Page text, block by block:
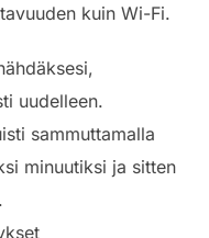
kuin Wi-Fi.
uudelleen.
sammuttamalla
minuutiksi ja sitten